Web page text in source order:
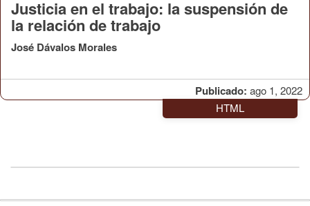
Publicado: ago 1, 2022
Justicia en el trabajo: la suspensión de
la relación de trabajo
José Dávalos Morales
HTML